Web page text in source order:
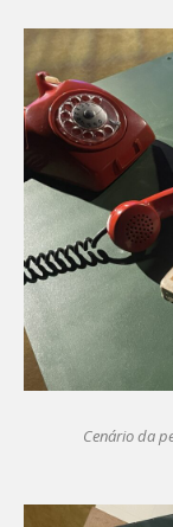
Cenário da